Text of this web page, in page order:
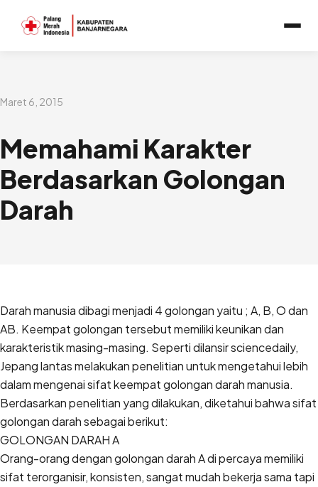
Maret 6, 2015
Memahami Karakter
Berdasarkan Golongan
Darah
Darah manusia dibagi menjadi 4 golongan yaitu ; A, B, O dan
AB. Keempat golongan tersebut memiliki keunikan dan
karakteristik masing-masing. Seperti dilansir sciencedaily,
Jepang lantas melakukan penelitian untuk mengetahui lebih
dalam mengenai sifat keempat golongan darah manusia.
Berdasarkan penelitian yang dilakukan, diketahui bahwa sifat
golongan darah sebagai berikut:
GOLONGAN DARAH A
Orang-orang dengan golongan darah A di percaya memiliki
sifat terorganisir, konsisten, sangat mudah bekerja sama tapi